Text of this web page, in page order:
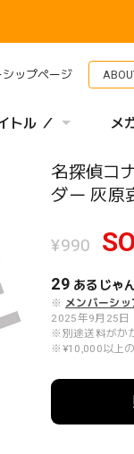
シップページ
トル ／ メ
名探偵コ
ダー 灰原
¥990
29 あるじゃ
※ メンバーシッ
2025年9月25日
※別途送料がか
※¥10,000以上